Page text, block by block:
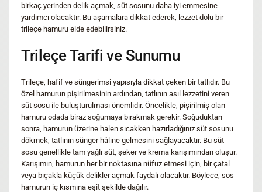
birkaç yerinden delik açmak, süt sosunu daha iyi emmesine
yardımcı olacaktır. Bu aşamalara dikkat ederek, lezzet dolu bir
trileçe hamuru elde edebilirsiniz.
Trileçe Tarifi ve Sunumu
Trileçe, hafif ve süngerimsi yapısıyla dikkat çeken bir tatlıdır. Bu
özel hamurun pişirilmesinin ardından, tatlının asıl lezzetini veren
süt sosu ile buluşturulması önemlidir. Öncelikle, pişirilmiş olan
hamuru odada biraz soğumaya bırakmak gerekir. Soğuduktan
sonra, hamurun üzerine halen sıcakken hazırladığınız süt sosunu
dökmek, tatlının sünger hâline gelmesini sağlayacaktır. Bu süt
sosu genellikle tam yağlı süt, şeker ve krema karışımından oluşur.
Karışımın, hamurun her bir noktasına nüfuz etmesi için, bir çatal
veya bıçakla küçük delikler açmak faydalı olacaktır. Böylece, sos
hamurun iç kısmına eşit şekilde dağılır.